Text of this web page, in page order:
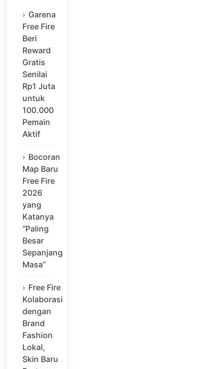
Garena
Free Fire
Beri
Reward
Gratis
Senilai
Rp1 Juta
untuk
100.000
Pemain
Aktif
Bocoran
Map Baru
Free Fire
2026
yang
Katanya
“Paling
Besar
Sepanjang
Masa”
Free Fire
Kolaborasi
dengan
Brand
Fashion
Lokal,
Skin Baru